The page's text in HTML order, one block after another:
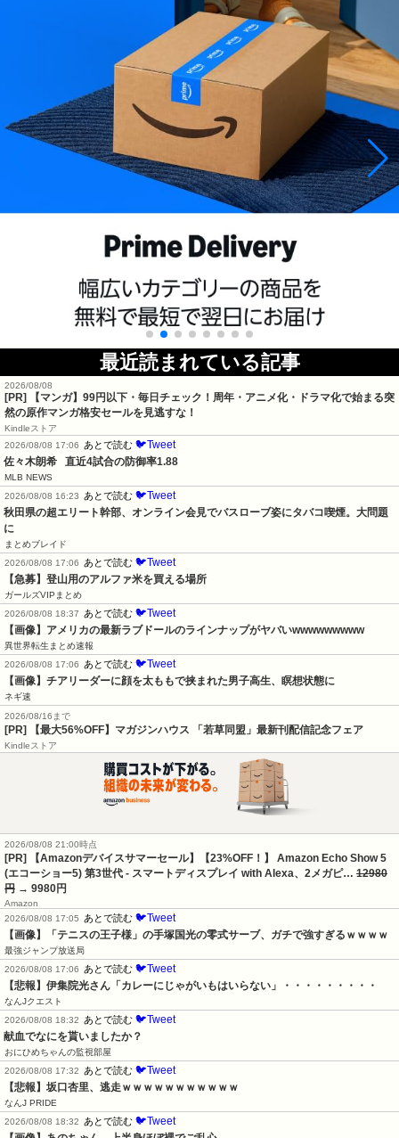
最近読まれている記事
2026/08/08
[PR] 【マンガ】99円以下・毎日チェック！周年・アニメ化・ドラマ化で始まる突
然の原作マンガ格安セールを見逃すな！
Kindleストア
2026/08/08 17:06
あとで読む 🐦Tweet
佐々木朗希   直近4試合の防御率1.88
MLB NEWS
2026/08/08 16:23
あとで読む 🐦Tweet
秋田県の超エリート幹部、オンライン会見でバスローブ姿にタバコ喫煙。大問題
に
まとめブレイド
2026/08/08 17:06
あとで読む 🐦Tweet
【急募】登山用のアルファ米を買える場所
ガールズVIPまとめ
2026/08/08 18:37
あとで読む 🐦Tweet
【画像】アメリカの最新ラブドールのラインナップがヤバいwwwwwwwww
異世界転生まとめ速報
2026/08/08 17:06
あとで読む 🐦Tweet
【画像】チアリーダーに顔を太ももで挟まれた男子高生、瞑想状態に
ネギ速
2026/08/16まで
[PR] 【最大56%OFF】マガジンハウス 「若草同盟」最新刊配信記念フェア
Kindleストア
2026/08/08 21:00時点
[PR] 【Amazonデバイスサマーセール】【23%OFF！】 Amazon Echo Show 5
(エコーショー5) 第3世代 - スマートディスプレイ with Alexa、2メガピ… 12980
円 → 9980円
Amazon
2026/08/08 17:05
あとで読む 🐦Tweet
【画像】「テニスの王子様」の手塚国光の零式サーブ、ガチで強すぎるｗｗｗｗ
最強ジャンプ放送局
2026/08/08 17:06
あとで読む 🐦Tweet
【悲報】伊集院光さん「カレーにじゃがいもはいらない」・・・・・・・・・
なんJクエスト
2026/08/08 18:32
あとで読む 🐦Tweet
献血でなにを貰いましたか？
おにひめちゃんの監視部屋
2026/08/08 17:32
あとで読む 🐦Tweet
【悲報】坂口杏里、逃走ｗｗｗｗｗｗｗｗｗｗｗ
なんJ PRIDE
2026/08/08 18:32
あとで読む 🐦Tweet